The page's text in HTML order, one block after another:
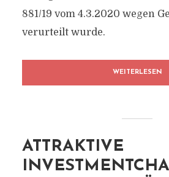
881/19 vom 4.3.2020 wegen
verurteilt wurde.
WEITERLESEN
ATTRAKTIVE